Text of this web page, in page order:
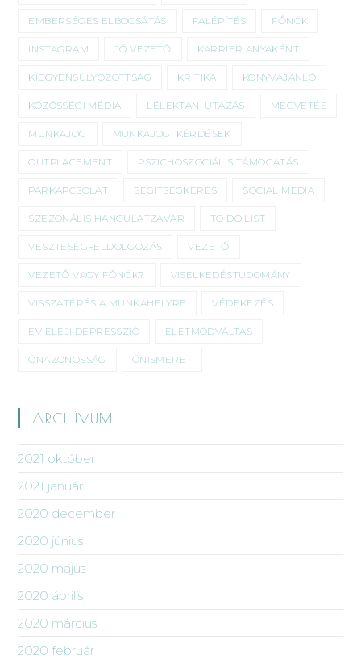
EMBERSÉGES ELBOCSÁTÁS FALÉPÍTÉS FŐNÖK
INSTAGRAM JÓ VEZETŐ KARRIER ANYAKÉNT
KIEGYENSÚLYOZOTTSÁG KRITIKA KÖNYVAJÁNLÓ
KÖZÖSSÉGI MÉDIA LÉLEKTANI UTAZÁS MEGVETÉS
MUNKAJOG MUNKAJOGI KÉRDÉSEK
OUTPLACEMENT PSZICHOSZOCIÁLIS TÁMOGATÁS
PÁRKAPCSOLAT SEGÍTSÉGKÉRÉS SOCIAL MEDIA
SZEZONÁLIS HANGULATZAVAR TO DO LIST
VESZTESÉGFELDOLGOZÁS VEZETŐ
VEZETŐ VAGY FŐNÖK? VISELKEDÉSTUDOMÁNY
VISSZATÉRÉS A MUNKAHELYRE VÉDEKEZÉS
ÉV ELEJI DEPRESSZIÓ ÉLETMÓDVÁLTÁS
ÖNAZONOSSÁG ÖNISMERET
ARCHÍVUM
2021 október
2021 január
2020 december
2020 június
2020 május
2020 április
2020 március
2020 február